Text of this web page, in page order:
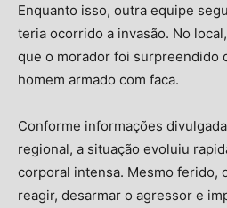
Enquanto isso, outra equipe
teria ocorrido a invasão. No
que o morador foi surpreendido
homem armado com faca.
Conforme informações
regional, a situação evoluiu
corporal intensa. Mesmo ferido,
reagir, desarmar o agressor e